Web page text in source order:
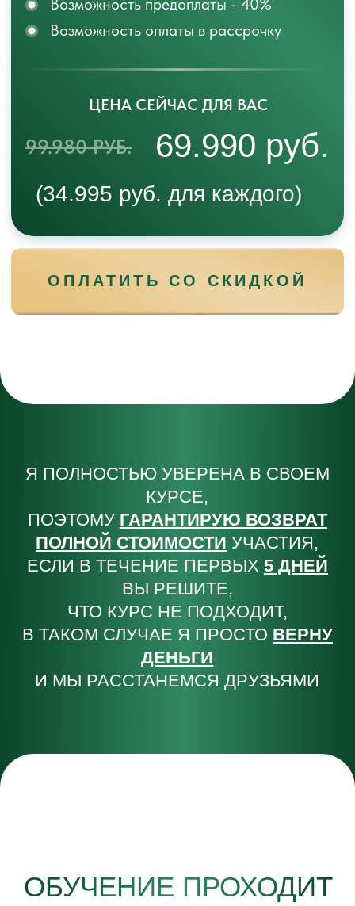
если у вас есть ограничения- мы расскажем
как мягко адаптировать каждое упражнения
ЗАПИСАТЬСЯ НА КУРС
ПАКЕТЫ УЧАСТИЯ
29.990 руб.
50.000 руб.
ЦЕНА СЕЙЧАС ДЛЯ ВАС
и энергии
Программа тренировок
с учетом физиологии человека
Обратная связь от кураторов
Сообщество учеников в чате
мотивации, хорошего настроения
и энергии
ОПЛАТИТЬ СО СКИДКОЙ